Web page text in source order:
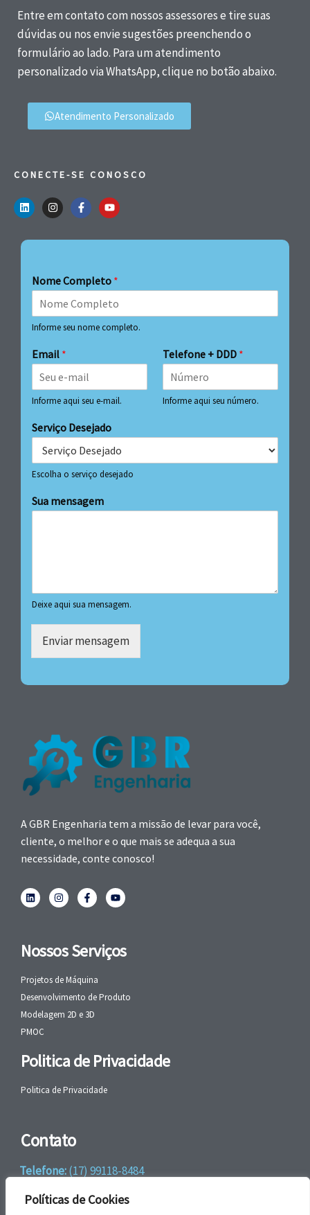
Políticas de Cookies
Entre em contato com nossos assessores e tire suas
dúvidas ou nos envie sugestões preenchendo o
formulário ao lado. Para um atendimento
personalizado via WhatsApp, clique no botão abaixo.
Atendimento Personalizado
CONECTE-SE CONOSCO
Nome Completo *
Informe seu nome completo.
Email *
Informe aqui seu e-mail.
Telefone + DDD *
Informe aqui seu número.
Serviço Desejado
Escolha o serviço desejado
Sua mensagem
Deixe aqui sua mensagem.
Enviar mensagem
A GBR Engenharia tem a missão de levar para você,
cliente, o melhor e o que mais se adequa a sua
necessidade, conte conosco!
Nossos Serviços
Projetos de Máquina
Desenvolvimento de Produto
Modelagem 2D e 3D
PMOC
Politica de Privacidade
Politica de Privacidade
Contato
Telefone:(17) 99118-8484
WhatsApp:+55 (17) 99118-8484